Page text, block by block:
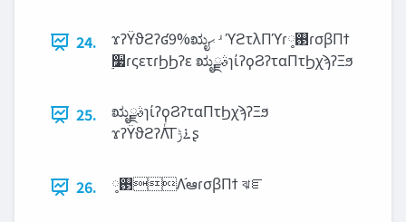
24.
ϫʔΫϑϩʔʛ9%ಋೖ‫ޙ‬ ʴ ϓϩτλΠϓɾ࢓༷ɾσβΠϯ
࣮૷ɾςετɾϦϦʔε ಋೖࣄྫɿίʔϙϨʔταΠτϦχϡʔΞϧ
25.
ಋೖࣄྫɿίʔϙϨʔταΠτϦχϡʔΞϧ
ϫʔΫϑϩʔΛͬ͘͟Γ࠶‫ݱ‬ʂ
26. ࢓༷Λ֬ఆɾσβΠϯ ঝೝ